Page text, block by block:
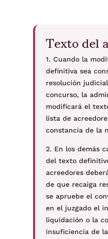
Texto
1. Cuando la
definitiva sea
resolución
concurso, la
modificará el
lista de
constancia de la
2. En los demás
del texto
acreedores
de que recaiga
se apruebe el
en el juzgado el
liquidación o la
insuficiencia de